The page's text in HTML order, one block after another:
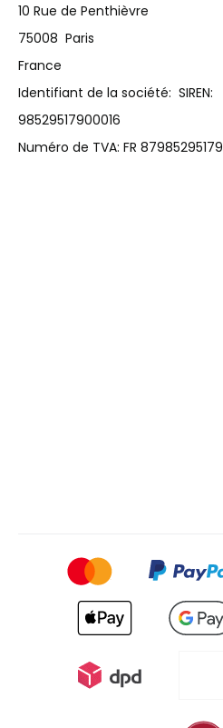
10 Rue de Penthièvre
75008 Paris
France
Identifiant de la société: SIREN:
98529517900016
Numéro de TVA: FR 87985295179